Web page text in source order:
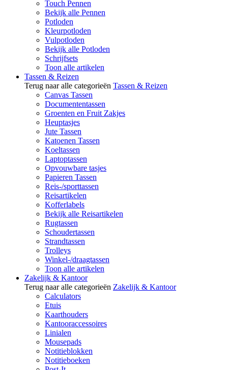
Touch Pennen
Bekijk alle Pennen
Potloden
Kleurpotloden
Vulpotloden
Bekijk alle Potloden
Schrijfsets
Toon alle artikelen
Tassen & Reizen
Terug naar alle categorieën Tassen & Reizen
Canvas Tassen
Documententassen
Groenten en Fruit Zakjes
Heuptasjes
Jute Tassen
Katoenen Tassen
Koeltassen
Laptoptassen
Opvouwbare tasjes
Papieren Tassen
Reis-/sporttassen
Reisartikelen
Kofferlabels
Bekijk alle Reisartikelen
Rugtassen
Schoudertassen
Strandtassen
Trolleys
Winkel-/draagtassen
Toon alle artikelen
Zakelijk & Kantoor
Terug naar alle categorieën Zakelijk & Kantoor
Calculators
Etuis
Kaarthouders
Kantooraccessoires
Linialen
Mousepads
Notitieblokken
Notitieboeken